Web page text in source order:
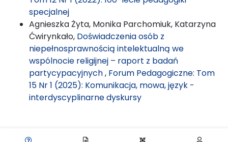
specjalnej
Agnieszka Żyta, Monika Parchomiuk, Katarzyna
Ćwirynkało, Doświadczenia osób z
niepełnosprawnością intelektualną we
wspólnocie religijnej – raport z badań
partycypacyjnych, Forum Pedagogiczne: Tom
15 Nr 1 (2025): Komunikacja, mowa, język -
interdyscyplinarne dyskursy